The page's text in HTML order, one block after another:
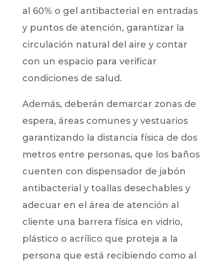
al 60% o gel antibacterial en entradas
y puntos de atención, garantizar la
circulación natural del aire y contar
con un espacio para verificar
condiciones de salud.
Además, deberán demarcar zonas de
espera, áreas comunes y vestuarios
garantizando la distancia física de dos
metros entre personas, que los baños
cuenten con dispensador de jabón
antibacterial y toallas desechables y
adecuar en el área de atención al
cliente una barrera física en vidrio,
plástico o acrílico que proteja a la
persona que está recibiendo como al